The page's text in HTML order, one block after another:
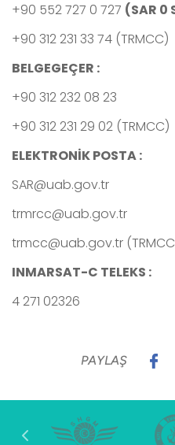
+90 552 727 0 727 (SAR 0
+90 312 231 33 74 (TRMCC)
BELGEGEÇER :
+90 312 232 08 23
+90 312 231 29 02 (TRMCC)
ELEKTRONİK POSTA :
SAR@uab.gov.tr
trmrcc@uab.gov.tr
trmcc@uab.gov.tr
INMARSAT-C TELEKS :
4 271 02326
PAYLAŞ